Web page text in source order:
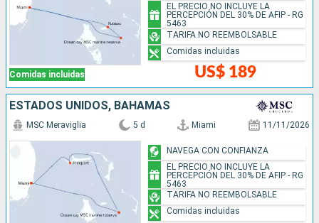
Comidas incluidas US$ 189
EL PRECIO NO INCLUYE LA
PERCEPCIÓN DEL 30% DE AFIP - RG
5463
TARIFA NO REEMBOLSABLE
Comidas incluidas
ESTADOS UNIDOS, BAHAMAS
MSC Meraviglia 5 d Miami 11/11/2026
NAVEGA CON CONFIANZA
EL PRECIO NO INCLUYE LA
PERCEPCIÓN DEL 30% DE AFIP - RG
5463
TARIFA NO REEMBOLSABLE
Comidas incluidas